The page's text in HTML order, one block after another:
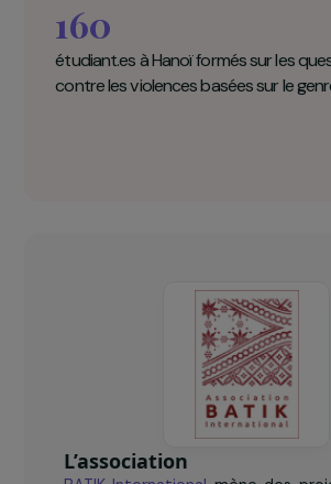
aux femmes.
étudiant.es à Hanoï formés sur
contre les violences basées sur le